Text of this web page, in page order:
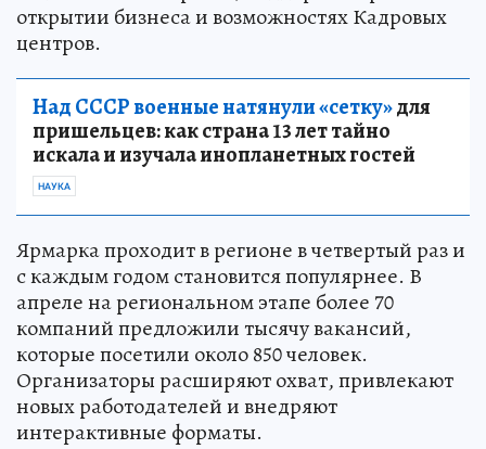
открытии бизнеса и возможностях Кадровых
центров.
Над СССР военные натянули «сетку»для
пришельцев: как страна 13 лет тайно
искала и изучала инопланетных гостей
НАУКА
Ярмарка проходит в регионе в четвертый раз и
с каждым годом становится популярнее. В
апреле на региональном этапе более 70
компаний предложили тысячу вакансий,
которые посетили около 850 человек.
Организаторы расширяют охват, привлекают
новых работодателей и внедряют
интерактивные форматы.